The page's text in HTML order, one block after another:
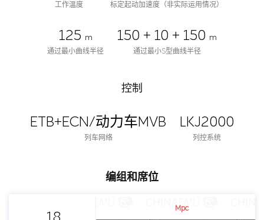
工作温度
标定起动加速度（非实际运用情况）
125 m
通过最小曲线半径
150 + 10 + 150 m
通过最小S型曲线半径
控制
ETB+ECN/动力车MVB
列车网络
LKJ2000
列控系统
编组和席位
Mpc